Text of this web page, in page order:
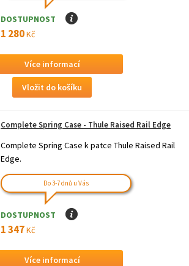
DOSTUPNOST I
1 280Kč
Více informací
Complete Spring Case - Thule Raised Rail Edge
Complete Spring Case k patce Thule Raised Rail
Edge.
Do 3-7 dnů u Vás
DOSTUPNOST I
1 347Kč
Více informací